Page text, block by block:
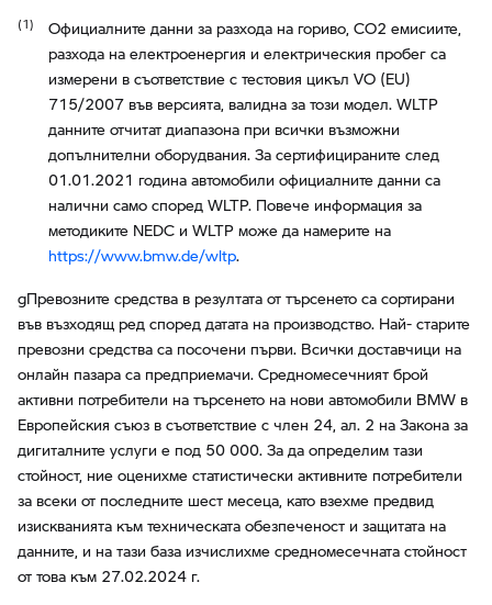
Официалните данни за разхода на гориво, CO2 емисиите,
разхода на електроенергия и електрическия пробег са
измерени в съответствие с тестовия цикъл VO (EU)
715/2007 във версията, валидна за този модел. WLTP
данните отчитат диапазона при всички възможни
допълнителни оборудвания. За сертифицираните след
01.01.2021 година автомобили официалните данни са
налични само според WLTP. Повече информация за
методиките NEDC и WLTP може да намерите на
https://www.bmw.de/wltp.
gПревозните средства в резултата от търсенето са сортирани
във възходящ ред според датата на производство. Най- старите
превозни средства са посочени първи. Всички доставчици на
онлайн пазара са предприемачи. Средномесечният брой
активни потребители на търсенето на нови автомобили BMW в
Европейския съюз в съответствие с член 24, ал. 2 на Закона за
дигиталните услуги е под 50 000. За да определим тази
стойност, ние оценихме статистически активните потребители
за всеки от последните шест месеца, като взехме предвид
изискванията към техническата обезпеченост и защитата на
данните, и на тази база изчислихме средномесечната стойност
от това към 27.02.2024 г.